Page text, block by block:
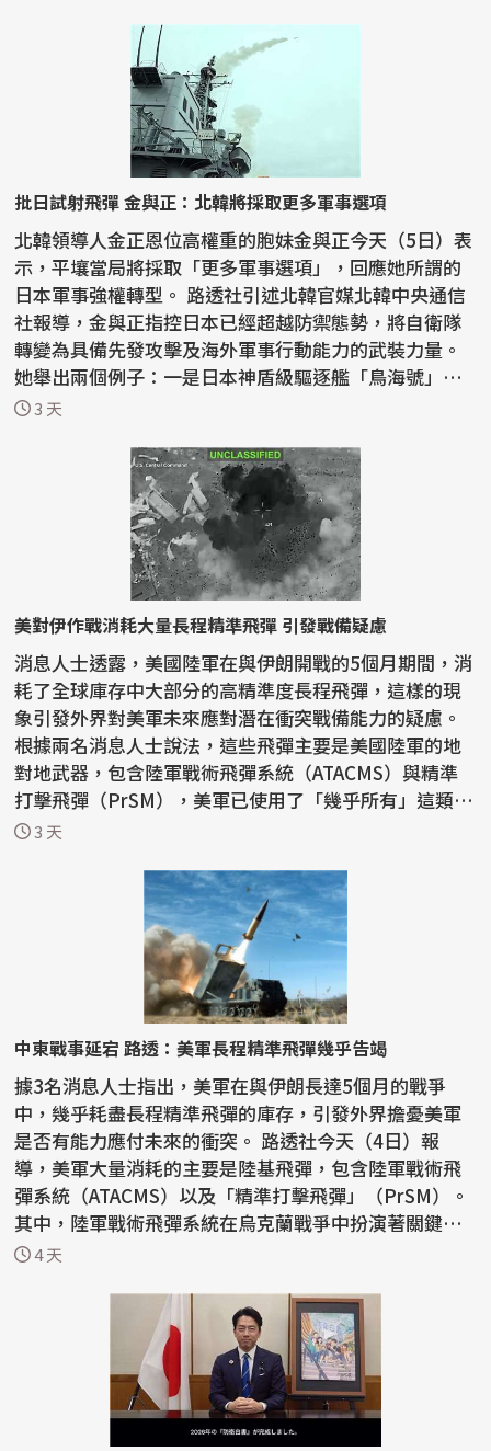
批日試射飛彈 金與正：北韓將採取更多軍事選項
北韓領導人金正恩位高權重的胞妹金與正今天（5日）表
示，平壤當局將採取「更多軍事選項」，回應她所謂的
日本軍事強權轉型。 路透社引述北韓官媒北韓中央通信
社報導，金與正指控日本已經超越防禦態勢，將自衛隊
轉變為具備先發攻擊及海外軍事行動能力的武裝力量。
她舉出兩個例子：一是日本神盾級驅逐艦「鳥海號」
近...3 天
美對伊作戰消耗大量長程精準飛彈 引發戰備疑慮
消息人士透露，美國陸軍在與伊朗開戰的5個月期間，消
耗了全球庫存中大部分的高精準度長程飛彈，這樣的現
象引發外界對美軍未來應對潛在衝突戰備能力的疑慮。
根據兩名消息人士說法，這些飛彈主要是美國陸軍的地
對地武器，包含陸軍戰術飛彈系統（ATACMS）與精準
打擊飛彈（PrSM），美軍已使用了「幾乎所有」這類武
器。 ...
3 天
中東戰事延宕 路透：美軍長程精準飛彈幾乎告竭
據3名消息人士指出，美軍在與伊朗長達5個月的戰爭
中，幾乎耗盡長程精準飛彈的庫存，引發外界擔憂美軍
是否有能力應付未來的衝突。 路透社今天（4日）報
導，美軍大量消耗的主要是陸基飛彈，包含陸軍戰術飛
彈系統（ATACMS）以及「精準打擊飛彈」（PrSM）。
其中，陸軍戰術飛彈系統在烏克蘭戰爭中扮演著關鍵角
色，讓烏...
4 天